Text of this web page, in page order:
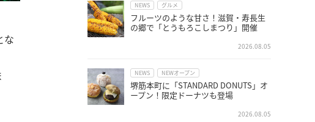
な
NEWS グルメ
フルーツのような甘さ！滋賀・寿長生
の郷で「とうもろこしまつり」開催
2026.08.05
NEWS NEWオープン
堺筋本町に「STANDARD DONUTS」オ
ープン！限定ドーナツも登場
2026.08.05